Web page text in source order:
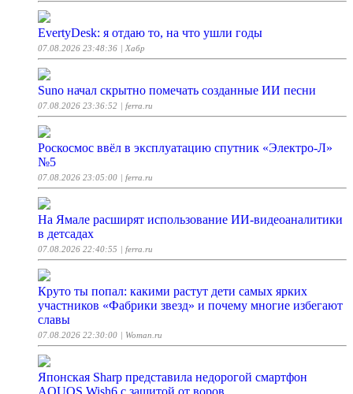
EvertyDesk: я отдаю то, на что ушли годы
07.08.2026 23:48:36 | Хабр
Suno начал скрытно помечать созданные ИИ песни
07.08.2026 23:36:52 | ferra.ru
Роскосмос ввёл в эксплуатацию спутник «Электро-Л»
№5
07.08.2026 23:05:00 | ferra.ru
На Ямале расширят использование ИИ-видеоаналитики
в детсадах
07.08.2026 22:40:55 | ferra.ru
Круто ты попал: какими растут дети самых ярких
участников «Фабрики звезд» и почему многие избегают
славы
07.08.2026 22:30:00 | Woman.ru
Японская Sharp представила недорогой смартфон